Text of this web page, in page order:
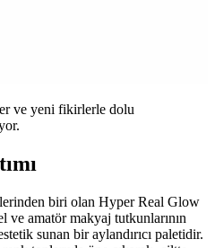
ve yeni fikirlerle dolu
biri olan Hyper Real Glow
ve amatör makyaj tutkunlarının
sunan bir aylandırıcı paletidir.